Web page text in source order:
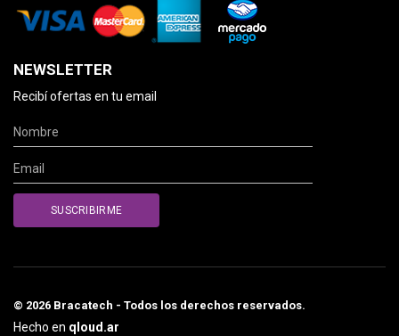
NEWSLETTER
Recibí ofertas en tu email
© 2026 Bracatech - Todos los derechos reservados.
Hecho en qloud.ar